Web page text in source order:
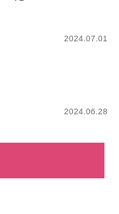
2024.07.01
2024.06.28